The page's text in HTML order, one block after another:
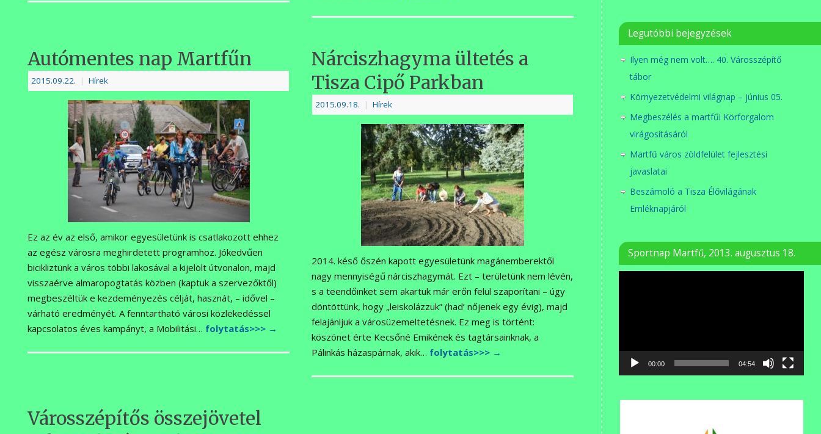
Autómentes nap Martfűn
2015.09.22. | Hírek
Ez az év az első, amikor egyesületünk is csatlakozott ehhez
az egész városra meghirdetett programhoz. Jókedvűen
bicikliztünk a város többi lakosával a kijelölt útvonalon, majd
visszaérve almaropogtatás közben (kaptuk a szervezőktől)
megbeszéltük e kezdeményezés célját, hasznát, – idővel –
várható eredményét. A fenntartható városi közlekedéssel
kapcsolatos éves kampányt, a Mobilitási… folytatás>>> →
Nárciszhagyma ültetés a
Tisza Cipő Parkban
2015.09.18. | Hírek
2014. késő őszén kapott egyesületünk magánemberektől
nagy mennyiségű nárciszhagymát. Ezt – területünk nem lévén,
s a teendőinket sem akartuk már erőn felül szaporítani – úgy
döntöttünk, hogy „leiskolázzuk” (had’ nőjenek egy évig), majd
felajánljuk a városüzemeltetésnek. Ez meg is történt:
köszönet érte Kecsőné Emikének és tagtársainknak, a
Pálinkás házaspárnak, akik… folytatás>>> →
Városszépítős összejövetel
Legutóbbi bejegyzések
Ilyen még nem volt…. 40. Városszépítő
tábor
Környezetvédelmi világnap – június 05.
Megbeszélés a martfűi Körforgalom
virágosításáról
Martfű város zöldfelület fejlesztési
javaslatai
Beszámoló a Tisza Élővilágának
Emléknapjáról
Sportnap Martfű, 2013. augusztus 18.
00:00 04:54